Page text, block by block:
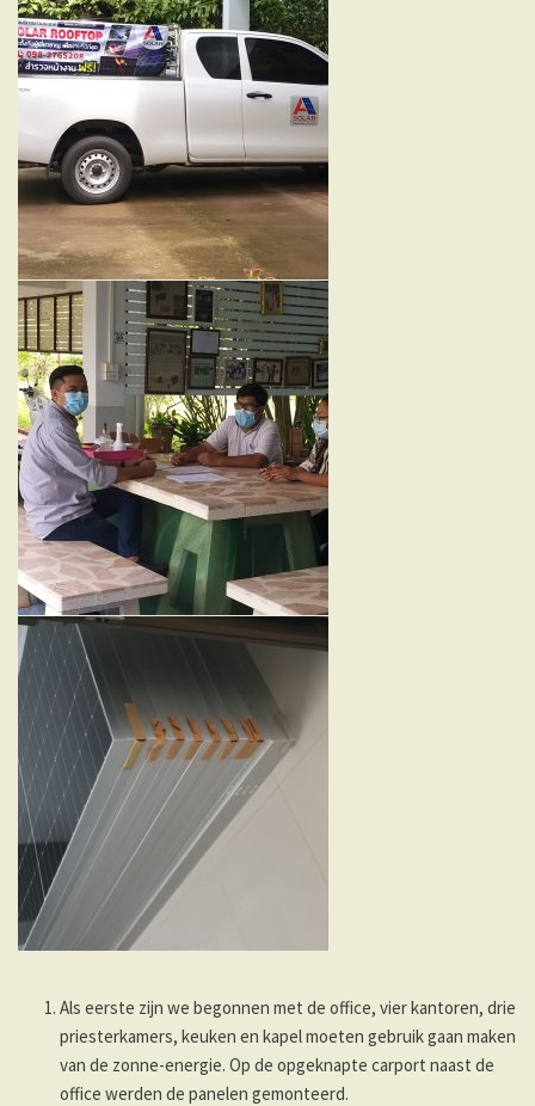
Als eerste zijn we begonnen met de office, vier kantoren, drie
priesterkamers, keuken en kapel moeten gebruik gaan maken
van de zonne-energie. Op de opgeknapte carport naast de
office werden de panelen gemonteerd.